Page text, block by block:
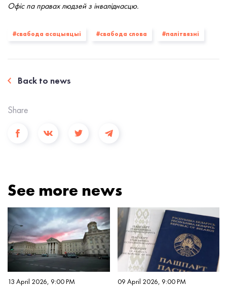
Офіс па правах людзей з інваліднасцю.
#свабода асацыяцыі #свабода слова #палiтвязнi
Back to news
Share
See more news
13 April 2026, 9:00 PM 09 April 2026, 9:00 PM